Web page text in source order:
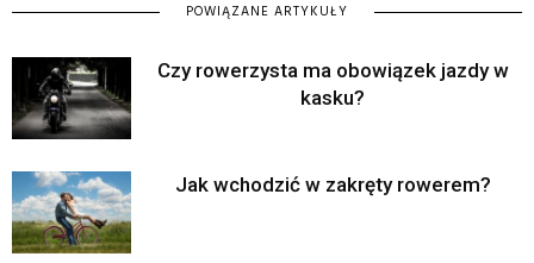
POWIĄZANE ARTYKUŁY
Czy rowerzysta ma obowiązek jazdy w
kasku?
Jak wchodzić w zakręty rowerem?